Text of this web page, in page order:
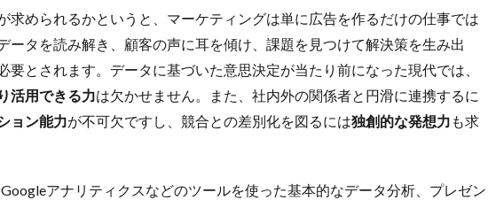
求められるかというと、マーケティングは単に広告を作るだけの仕事では
ータを読み解き、顧客の声に耳を傾け、課題を見つけて解決策を生み出
要とされます。データに基づいた意思決定が当たり前になった現代では、
活用できる力は欠かせません。また、社内外の関係者と円滑に連携するに
ョン能力が不可欠ですし、競合との差別化を図るには独創的な発想力 も求
アナリティクスなどのツールを使った基本的なデータ分析、プレゼン